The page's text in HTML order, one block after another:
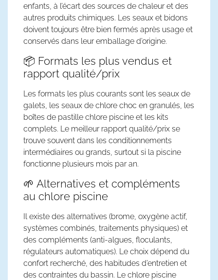
enfants, à l’écart des sources de chaleur et des
autres produits chimiques. Les seaux et bidons
doivent toujours être bien fermés après usage et
conservés dans leur emballage d’origine.
📦 Formats les plus vendus et
rapport qualité/prix
Les formats les plus courants sont les seaux de
galets, les seaux de chlore choc en granulés, les
boîtes de pastille chlore piscine et les kits
complets. Le meilleur rapport qualité/prix se
trouve souvent dans les conditionnements
intermédiaires ou grands, surtout si la piscine
fonctionne plusieurs mois par an.
🌱 Alternatives et compléments
au chlore piscine
Il existe des alternatives (brome, oxygène actif,
systèmes combinés, traitements physiques) et
des compléments (anti-algues, floculants,
régulateurs automatiques). Le choix dépend du
confort recherché, des habitudes d’entretien et
des contraintes du bassin. Le chlore piscine